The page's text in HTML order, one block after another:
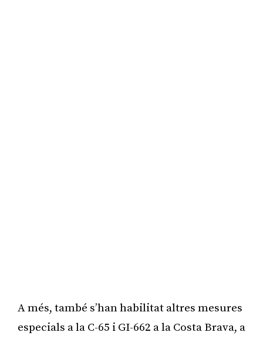
A més, també s’han habilitat altres mesures
especials a la C-65 i GI-662 a la Costa Brava, a